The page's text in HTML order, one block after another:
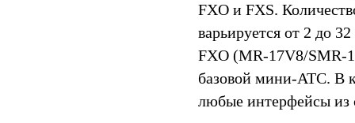
FXO и FXS.
варьируется от 2 до
FXO (MR-17V8/SMR-
базовой мини-АТС. В
любые интерфейсы из